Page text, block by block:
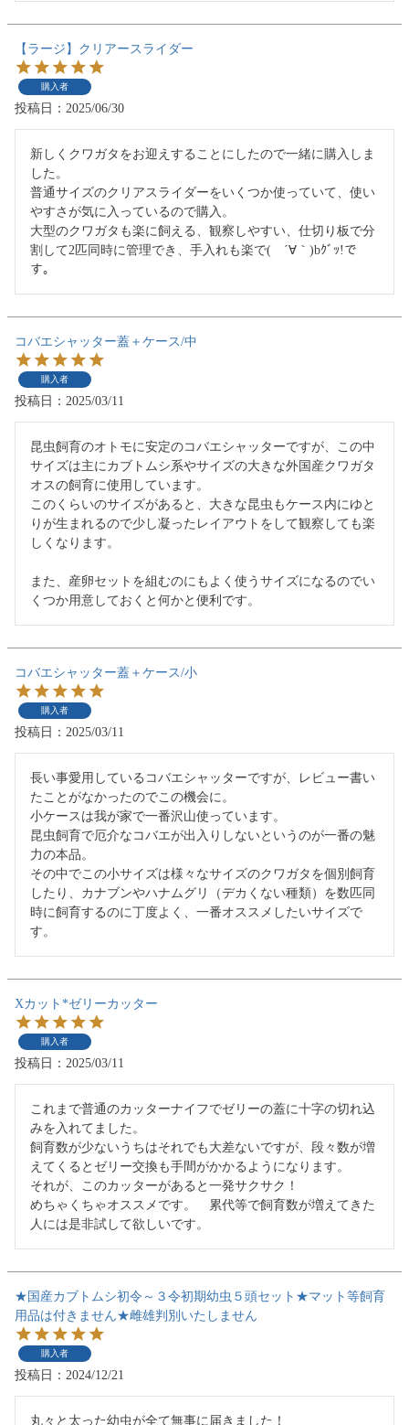
【ラージ】クリアースライダー
購入者
投稿日 2025/06/30
新しくクワガタをお迎えすることにしたので一緒に購入しま
した。
普通サイズのクリアスライダーをいくつか使っていて、使い
やすさが気に入っているので購入。
大型のクワガタも楽に飼える、観察しやすい、仕切り板で分
割して2匹同時に管理でき、手入れも楽で(　´∀｀)bｸﾞｯ!で
す。
コバエシャッター蓋＋ケース/中
購入者
投稿日 2025/03/11
昆虫飼育のオトモに安定のコバエシャッターですが、この中
サイズは主にカブトムシ系やサイズの大きな外国産クワガタ
オスの飼育に使用しています。
このくらいのサイズがあると、大きな昆虫もケース内にゆと
りが生まれるので少し凝ったレイアウトをして観察しても楽
しくなります。
また、産卵セットを組むのにもよく使うサイズになるのでい
くつか用意しておくと何かと便利です。
コバエシャッター蓋＋ケース/小
購入者
投稿日 2025/03/11
長い事愛用しているコバエシャッターですが、レビュー書い
たことがなかったのでこの機会に。
小ケースは我が家で一番沢山使っています。
昆虫飼育で厄介なコバエが出入りしないというのが一番の魅
力の本品。
その中でこの小サイズは様々なサイズのクワガタを個別飼育
したり、カナブンやハナムグリ（デカくない種類）を数匹同
時に飼育するのに丁度よく、一番オススメしたいサイズで
す。
Xカット*ゼリーカッター
購入者
投稿日 2025/03/11
これまで普通のカッターナイフでゼリーの蓋に十字の切れ込
みを入れてました。
飼育数が少ないうちはそれでも大差ないですが、段々数が増
えてくるとゼリー交換も手間がかかるようになります。
それが、このカッターがあると一発サクサク！
めちゃくちゃオススメです。　累代等で飼育数が増えてきた
人には是非試して欲しいです。
★国産カブトムシ初令～３令初期幼虫５頭セット★マット等飼育
用品は付きません★雌雄判別いたしません
購入者
投稿日 2024/12/21
丸々と太った幼虫が全て無事に届きました！